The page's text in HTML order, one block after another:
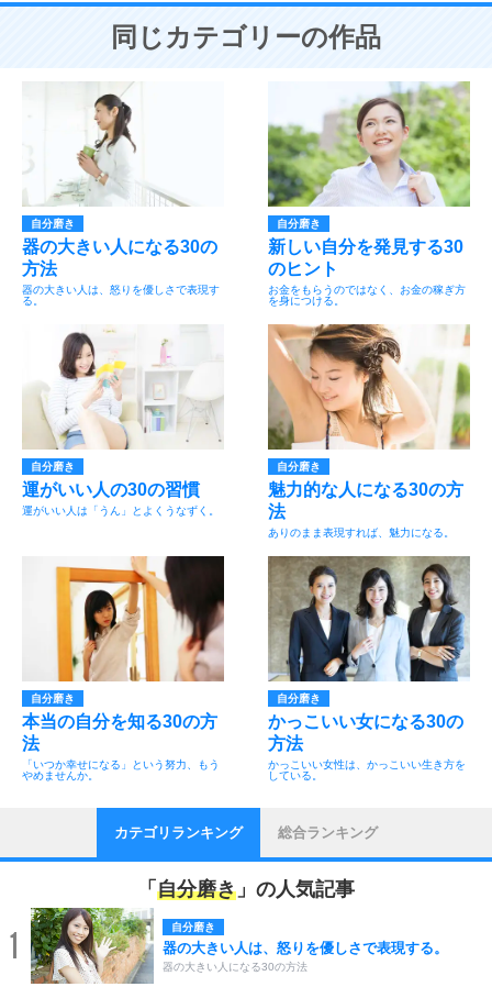
同じカテゴリーの作品
自分磨き
器の大きい人になる30の
方法
器の大きい人は、怒りを優しさで表現す
る。
自分磨き
新しい自分を発見する30
のヒント
お金をもらうのではなく、お金の稼ぎ方
を身につける。
自分磨き
運がいい人の30の習慣
運がいい人は「うん」とよくうなずく。
自分磨き
魅力的な人になる30の方
法
ありのまま表現すれば、魅力になる。
自分磨き
本当の自分を知る30の方
法
「いつか幸せになる」という努力、もう
やめませんか。
自分磨き
かっこいい女になる30の
方法
かっこいい女性は、かっこいい生き方を
している。
カテゴリランキング 総合ランキング
「 自分磨き 」の人気記事
1 自分磨き
器の大きい人は、怒りを優しさで表現する。
器の大きい人になる30の方法